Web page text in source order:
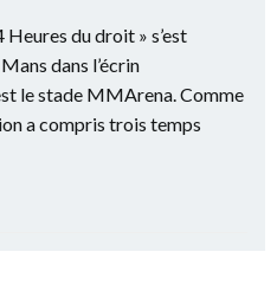
du droit » s’est
dans l’écrin
le stade MMArena. Comme
a compris trois temps